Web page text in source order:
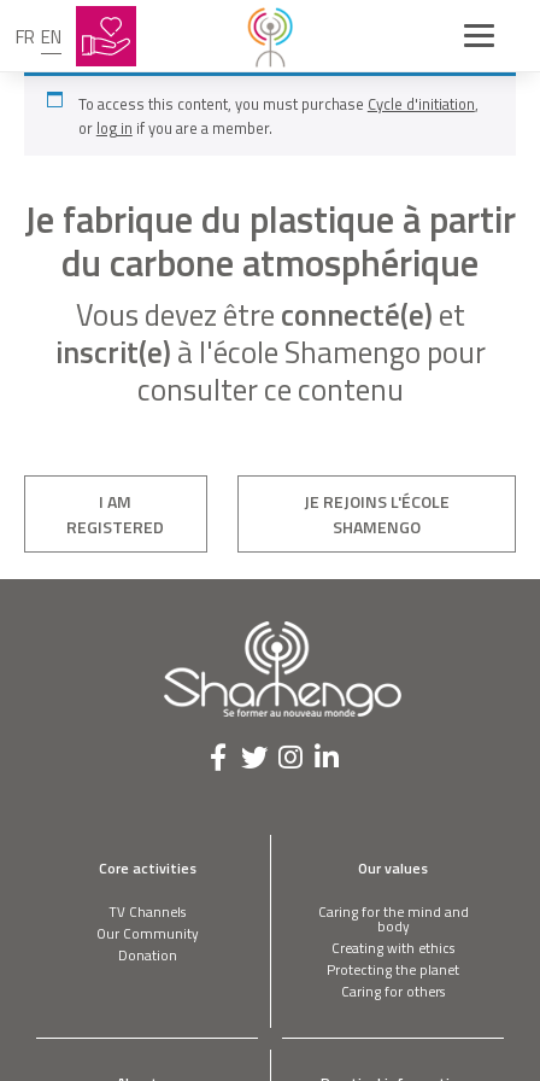
FR EN
To access this content, you must purchase Cycle d'initiation,
or log in if you are a member.
Je fabrique du plastique à partir
du carbone atmosphérique
Vous devez êtreconnecté(e)et
inscrit(e)à l'école Shamengo pour
consulter ce contenu
I AM
REGISTERED
JE REJOINS L'ÉCOLE
SHAMENGO
Core activities
TV Channels
Our Community
Donation
Our values
Caring for the mind and
body
Creating with ethics
Protecting the planet
Caring for others